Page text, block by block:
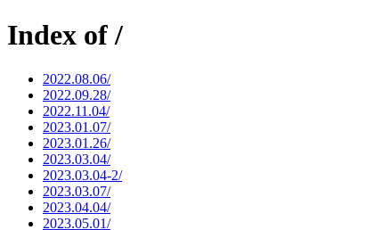
Index of /
2022.08.06/
2022.09.28/
2022.11.04/
2023.01.07/
2023.01.26/
2023.03.04/
2023.03.04-2/
2023.03.07/
2023.04.04/
2023.05.01/